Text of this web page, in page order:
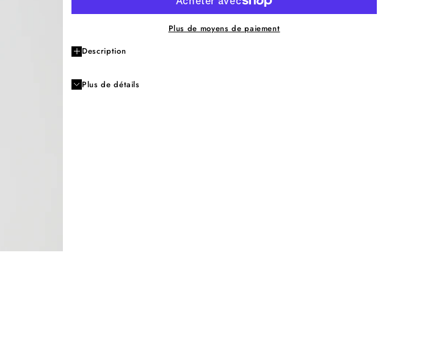
Plus de moyens de paiement
Description
Plus de détails